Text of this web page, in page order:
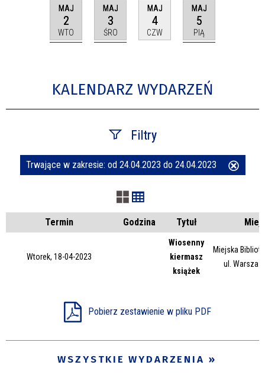
MAJ
2
WTO
MAJ
3
ŚRO
MAJ
4
CZW
MAJ
5
PIĄ
KALENDARZ WYDARZEŃ
Filtry
Szukana fraza
Kategoria
Trwające w zakresie
Trwające w zakresie: od 24.04.2023 do 24.04.2023
Termin Godzina Tytuł
Wtorek, 18-04-2023
Wiosenny
kiermasz
książek
Miejska
ul.
Pobierz zestawienie w pliku PDF
WSZYSTKIE WYDARZENIA